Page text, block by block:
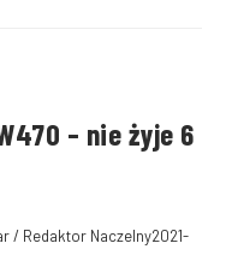
– nie żyje 6
/ Redaktor Naczelny2021-